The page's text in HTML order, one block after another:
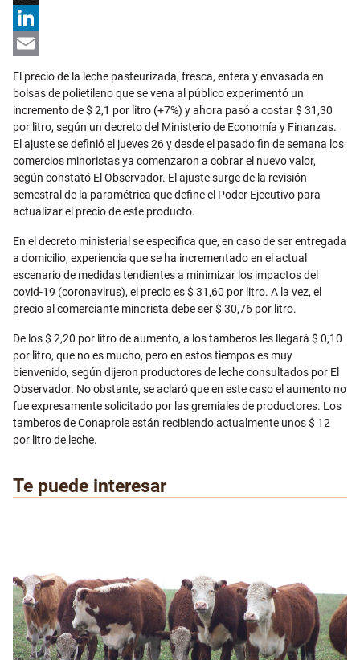
X
LinkedIn
Email
El precio de la leche pasteurizada, fresca, entera y envasada en
bolsas de polietileno que se vena al público experimentó un
incremento de $ 2,1 por litro (+7%) y ahora pasó a costar $ 31,30
por litro, según un decreto del Ministerio de Economía y Finanzas.
El ajuste se definió el jueves 26 y desde el pasado fin de semana los
comercios minoristas ya comenzaron a cobrar el nuevo valor,
según constató El Observador. El ajuste surge de la revisión
semestral de la paramétrica que define el Poder Ejecutivo para
actualizar el precio de este producto.
En el decreto ministerial se especifica que, en caso de ser entregada
a domicilio, experiencia que se ha incrementado en el actual
escenario de medidas tendientes a minimizar los impactos del
covid-19 (coronavirus), el precio es $ 31,60 por litro. A la vez, el
precio al comerciante minorista debe ser $ 30,76 por litro.
De los $ 2,20 por litro de aumento, a los tamberos les llegará $ 0,10
por litro, que no es mucho, pero en estos tiempos es muy
bienvenido, según dijeron productores de leche consultados por El
Observador. No obstante, se aclaró que en este caso el aumento no
fue expresamente solicitado por las gremiales de productores. Los
tamberos de Conaprole están recibiendo actualmente unos $ 12
por litro de leche.
Te puede interesar